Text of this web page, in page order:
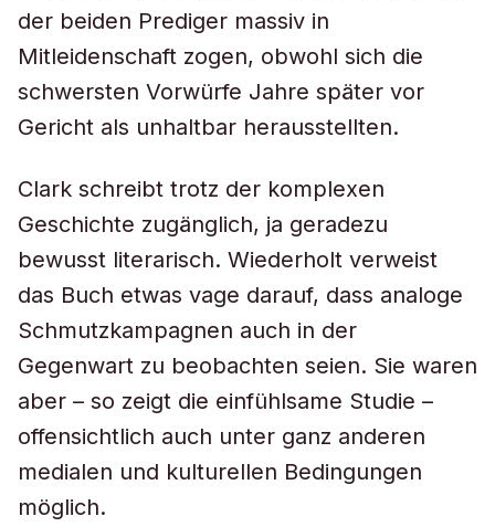
der beiden Prediger massiv in
Mitleidenschaft zogen, obwohl sich die
schwersten Vorwürfe Jahre später vor
Gericht als unhaltbar herausstellten.
Clark schreibt trotz der komplexen
Geschichte zugänglich, ja geradezu
bewusst literarisch. Wiederholt verweist
das Buch etwas vage darauf, dass analoge
Schmutzkampagnen auch in der
Gegenwart zu beobachten seien. Sie waren
aber – so zeigt die einfühlsame Studie –
offensichtlich auch unter ganz anderen
medialen und kulturellen Bedingungen
möglich.